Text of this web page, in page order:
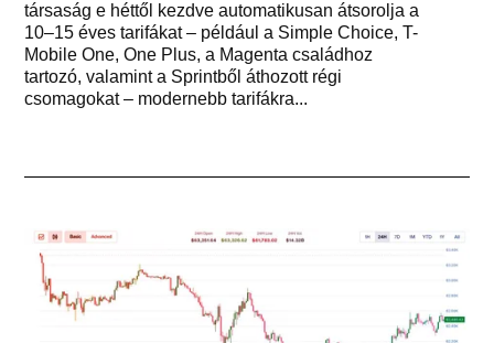
társaság e héttől kezdve automatikusan átsorolja a
10–15 éves tarifákat – például a Simple Choice, T-
Mobile One, One Plus, a Magenta családhoz
tartozó, valamint a Sprintből áthozott régi
csomagokat – modernebb tarifákra...